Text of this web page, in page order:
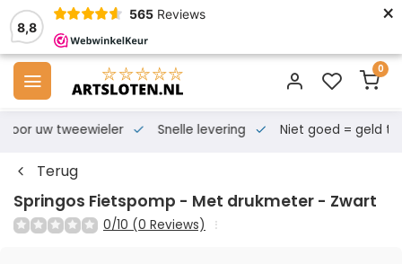
8,8
565 Reviews ×
0
voor uw tweewieler Snelle levering Niet goed = geld
Terug
Springos Fietspomp - Met drukmeter - Zwart
0/10 (0 Reviews)